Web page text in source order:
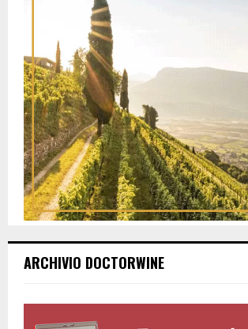
ARCHIVIO DOCTORWINE